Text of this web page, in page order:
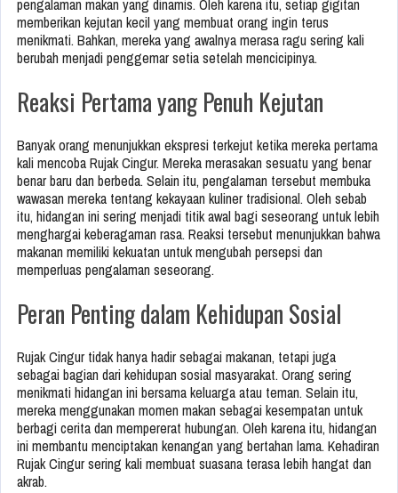
pengalaman makan yang dinamis. Oleh karena itu, setiap gigitan
memberikan kejutan kecil yang membuat orang ingin terus
menikmati. Bahkan, mereka yang awalnya merasa ragu sering kali
berubah menjadi penggemar setia setelah mencicipinya.
Reaksi Pertama yang Penuh Kejutan
Banyak orang menunjukkan ekspresi terkejut ketika mereka pertama
kali mencoba Rujak Cingur. Mereka merasakan sesuatu yang benar
benar baru dan berbeda. Selain itu, pengalaman tersebut membuka
wawasan mereka tentang kekayaan kuliner tradisional. Oleh sebab
itu, hidangan ini sering menjadi titik awal bagi seseorang untuk lebih
menghargai keberagaman rasa. Reaksi tersebut menunjukkan bahwa
makanan memiliki kekuatan untuk mengubah persepsi dan
memperluas pengalaman seseorang.
Peran Penting dalam Kehidupan Sosial
Rujak Cingur tidak hanya hadir sebagai makanan, tetapi juga
sebagai bagian dari kehidupan sosial masyarakat. Orang sering
menikmati hidangan ini bersama keluarga atau teman. Selain itu,
mereka menggunakan momen makan sebagai kesempatan untuk
berbagi cerita dan mempererat hubungan. Oleh karena itu, hidangan
ini membantu menciptakan kenangan yang bertahan lama. Kehadiran
Rujak Cingur sering kali membuat suasana terasa lebih hangat dan
akrab.